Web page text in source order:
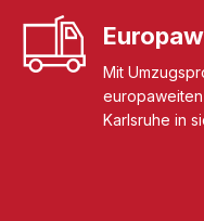
Mit
Karlsruhe in